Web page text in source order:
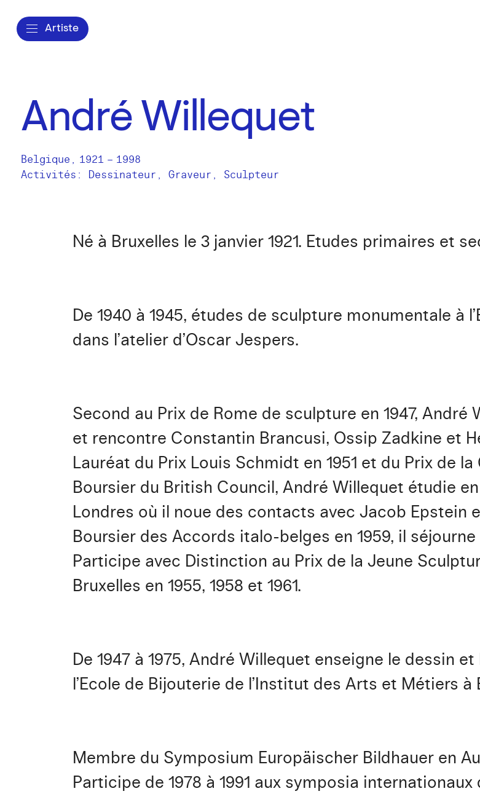
Artiste
André Willequet
Belgique , 1921 – 1998
Activités: Dessinateur Graveur Sculpteur
Né à Bruxelles le 3 janvier 1921. Etudes primaires et
De 1940 à 1945, études de sculpture monumentale à
dans l’atelier d’Oscar Jespers.
Second au Prix de Rome de sculpture en 1947,
et rencontre Constantin Brancusi, Ossip Zadkine et
Lauréat du Prix Louis Schmidt en 1951 et du Prix de la
Boursier du British Council, André Willequet étudie
Londres où il noue des contacts avec Jacob Epstein
Boursier des Accords italo-belges en 1959, il
Participe avec Distinction au Prix de la Jeune
Bruxelles en 1955, 1958 et 1961.
De 1947 à 1975, André Willequet enseigne le dessin
l’Ecole de Bijouterie de l’Institut des Arts et Métiers à
Membre du Symposium Europäischer Bildhauer en
Participe de 1978 à 1991 aux symposia